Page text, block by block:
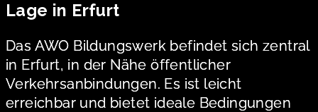
Lage in Erfurt
Das AWO Bildungswerk befindet sich zentral
in Erfurt, in der Nähe öffentlicher
Verkehrsanbindungen. Es ist leicht
erreichbar und bietet ideale Bedingungen